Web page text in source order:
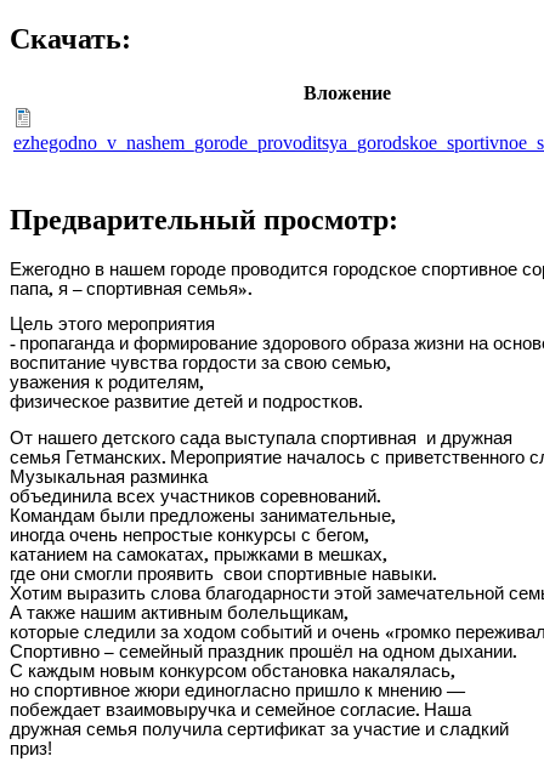
Скачать:
Вложение
Предварительный просмотр:
Ежегодно в нашем городе проводится городское спортивное
папа, я –спортивная семья».
Цель этого мероприятия
- пропаганда и формирование здорового образа жизни на
воспитание чувства гордости за свою семью,
уважения к родителям,
физическое развитие детей и подростков.
От нашего детского сада выступала спортивная и дружная
семья Гетманских. Мероприятие началось с приветственного
Музыкальная разминка
объединила всех участников соревнований.
Командам были предложены занимательные,
иногда очень непростые конкурсы с бегом,
катанием на самокатах, прыжками в мешках,
где они смогли проявить свои спортивные навыки.
Хотим выразить слова благодарности этой замечательной
А также нашим активным болельщикам,
которые следили за ходом событий и очень «громко
Спортивно– семейный праздник прошёл на одном дыхании.
С каждым новым конкурсом обстановка накалялась,
но спортивное жюри единогласно пришло к мнению—
побеждает взаимовыручка и семейное согласие. Наша
дружная семья получила сертификат за участие и сладкий
приз!